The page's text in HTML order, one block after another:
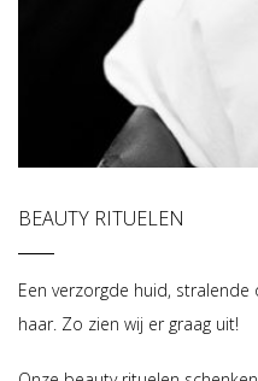
BEAUTY RITUELEN
Een verzorgde huid,
haar. Zo zien wij er graag uit!